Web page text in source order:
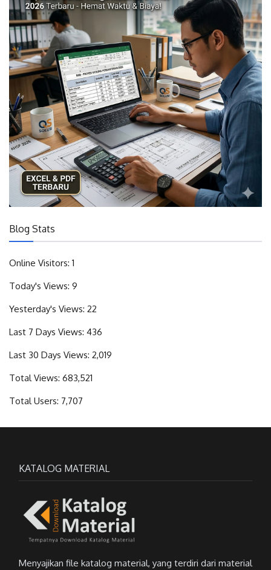
Blog Stats
Online Visitors: 1
Today's Views: 9
Yesterday's Views: 22
Last 7 Days Views: 436
Last 30 Days Views: 2,019
Total Views: 683,521
Total Users: 7,707
KATALOG MATERIAL
Menyajikan file katalog material, yang terdiri dari material